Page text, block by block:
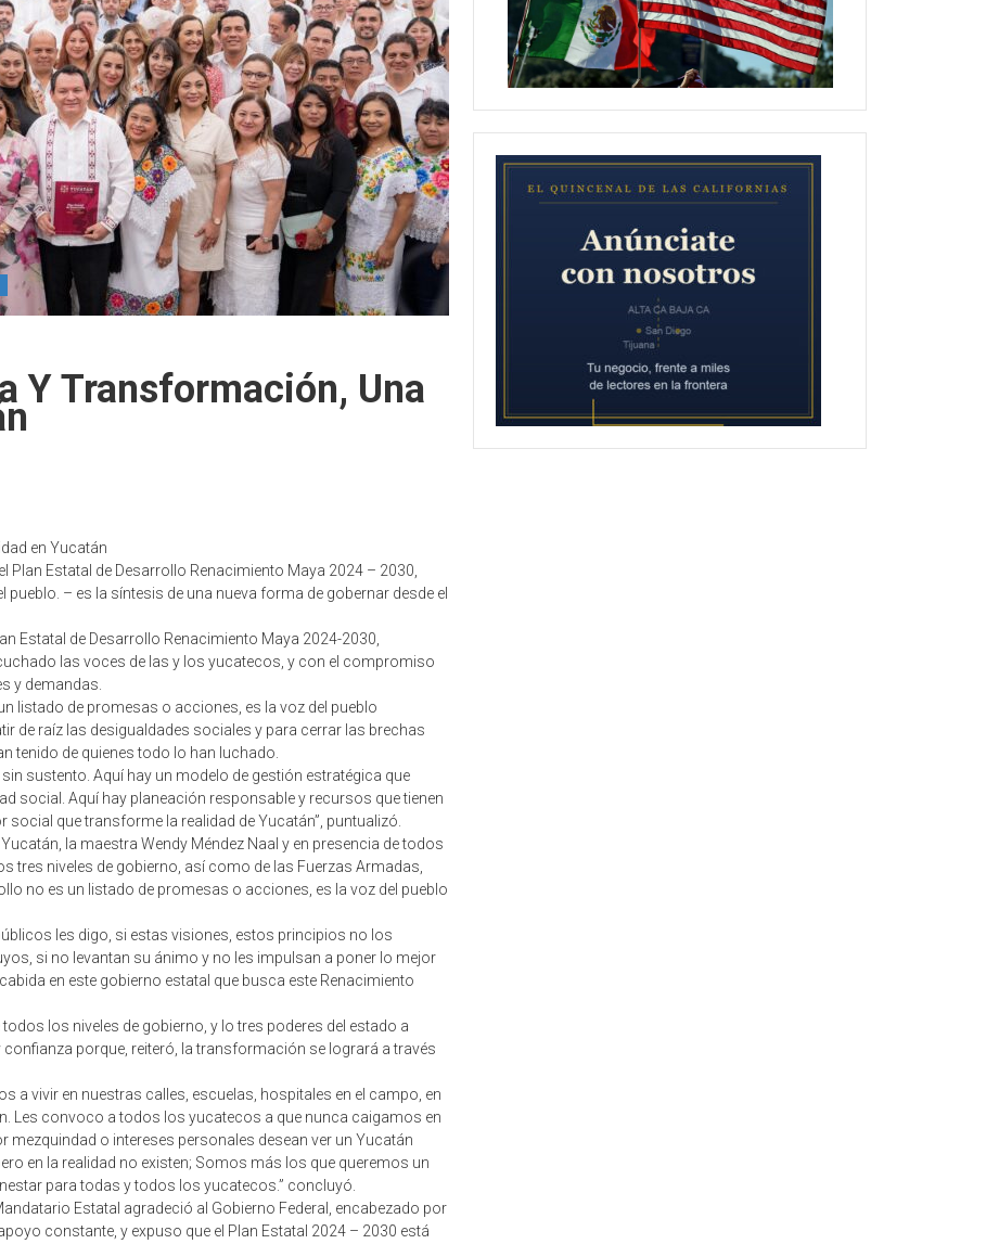
Y Transformación, Una
en Yucatán
Estatal de Desarrollo Renacimiento Maya 2024 – 2030,
– es la síntesis de una nueva forma de gobernar desde el
Estatal de Desarrollo Renacimiento Maya 2024-2030,
las voces de las y los yucatecos, y con el compromiso
y demandas.
listado de promesas o acciones, es la voz del pueblo
de raíz las desigualdades sociales y para cerrar las brechas
tenido de quienes todo lo han luchado.
sustento. Aquí hay un modelo de gestión estratégica que
social. Aquí hay planeación responsable y recursos que tienen
que transforme la realidad de Yucatán”, puntualizó.
la maestra Wendy Méndez Naal y en presencia de todos
tres niveles de gobierno, así como de las Fuerzas Armadas,
no es un listado de promesas o acciones, es la voz del pueblo
les digo, si estas visiones, estos principios no los
si no levantan su ánimo y no les impulsan a poner lo mejor
en este gobierno estatal que busca este Renacimiento
los niveles de gobierno, y lo tres poderes del estado a
porque, reiteró, la transformación se logrará a través
a vivir en nuestras calles, escuelas, hospitales en el campo, en
Les convoco a todos los yucatecos a que nunca caigamos en
mezquindad o intereses personales desean ver un Yucatán
en la realidad no existen; Somos más los que queremos un
para todas y todos los yucatecos.” concluyó.
Estatal agradeció al Gobierno Federal, encabezado por
constante, y expuso que el Plan Estatal 2024 – 2030 está